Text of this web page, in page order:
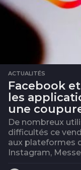
ACTUALITÉS
Facebook
les
une
De nombreux
difficultés ce
aux plateformes
Instagram,